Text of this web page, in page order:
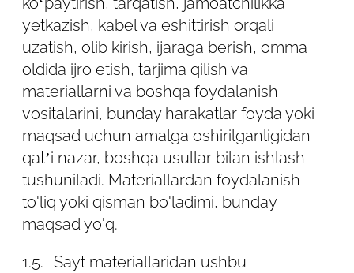
uzatiladigan ma'lumotlarni himoya qiladi.
2.4. Reklama birliklarini ko'rish va statistik
tizim skriptlari (piksellari) o'rnatilgan
sahifalarga tashrif buyurishda avtomatik
ravishda uzatiladigan ma'lumotlarni
himoya qilish Sayt ma'muriyati tomonidan
amalga oshiriladi.
Mana bu ma'lumotlar ro'yxati:
yetkazish, kabel va eshittirish orqali
uzatish, olib kirish, ijaraga berish, omma
oldida ijro etish, tarjima qilish va
materiallarni va boshqa foydalanish
vositalarini, bunday harakatlar foyda yoki
maqsad uchun amalga oshirilganligidan
qat’i nazar, boshqa usullar bilan ishlash
tushuniladi. Materiallardan foydalanish
to'liq yoki qisman bo'ladimi, bunday
maqsad yo'q.
1.5.
Sayt materiallaridan ushbu